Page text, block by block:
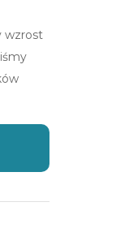
wzrost